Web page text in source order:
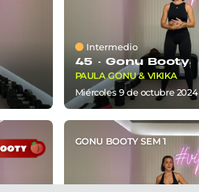
Intermedio
45 ·Gonu Booty
PAULA GONU & VIKIKA
miércoles 9deoctubre 2024
GONU BOOTY SEM 1